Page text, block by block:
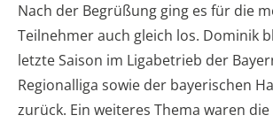
Nach der Begrüßung ging es für die
Teilnehmer auch gleich los. Dominik
letzte Saison im Ligabetrieb der
Regionalliga sowie der bayerischen
zurück. Ein weiteres Thema waren